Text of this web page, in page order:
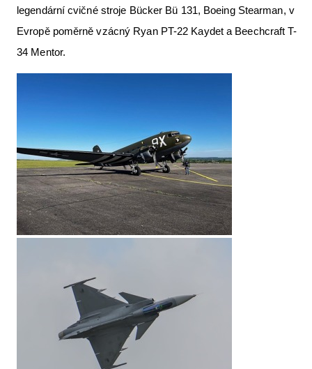
legendární cvičné stroje Bücker Bü 131, Boeing Stearman, v
Evropě poměrně vzácný Ryan PT-22 Kaydet a Beechcraft T-
34 Mentor.